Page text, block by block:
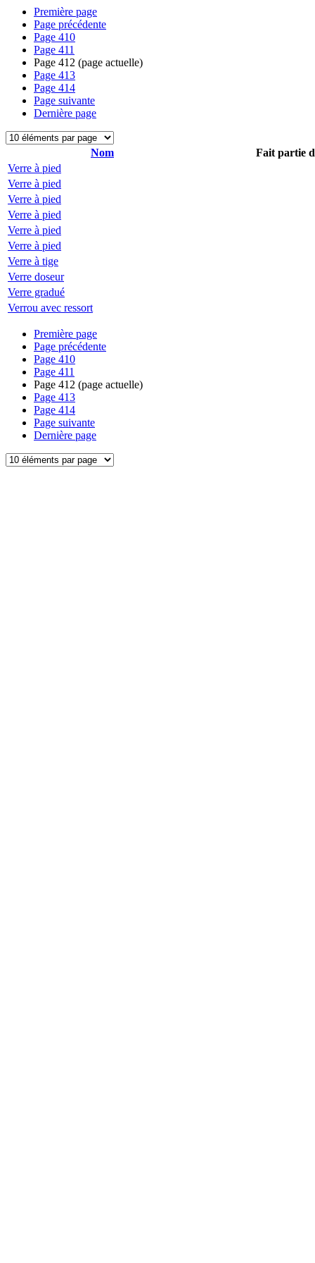
Première page
Page précédente
Page 410
Page 411
Page 412 (page actuelle)
Page 413
Page 414
Page suivante
Dernière page
Nom
Fait partie
Verre à pied
Verre à pied
Verre à pied
Verre à pied
Verre à pied
Verre à pied
Verre à tige
Verre doseur
Verre gradué
Verrou avec ressort
Première page
Page précédente
Page 410
Page 411
Page 412 (page actuelle)
Page 413
Page 414
Page suivante
Dernière page